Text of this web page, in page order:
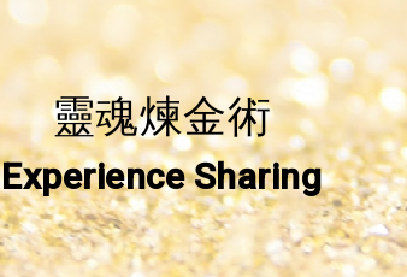
靈魂煉金術
Experience Sharing